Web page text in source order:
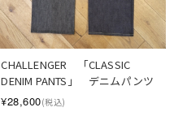
CHALLENGER　「CLASSIC
DENIM PANTS」　デニムパンツ
¥28,600(税込)